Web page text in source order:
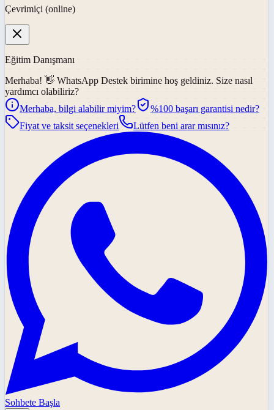
Çevrimiçi (online)
Eğitim Danışmanı
Merhaba! 👋 WhatsApp Destek birimine hoş geldiniz. Size nasıl
yardımcı olabiliriz?
Merhaba, bilgi alabilir miyim?
%100 başarı garantisi nedir?
Fiyat ve taksit seçenekleri
Lütfen beni arar mısınız?
Sohbete Başla